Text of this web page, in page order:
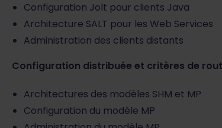
Configuration Jolt pour clients Java
Architecture SALT pour les Web Services
Administration des clients distants
Configuration distribuée et critères de
Architectures des modèles SHM et MP
Configuration du modèle MP